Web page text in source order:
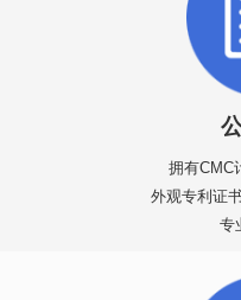
拥有CMC
外观专利证
专